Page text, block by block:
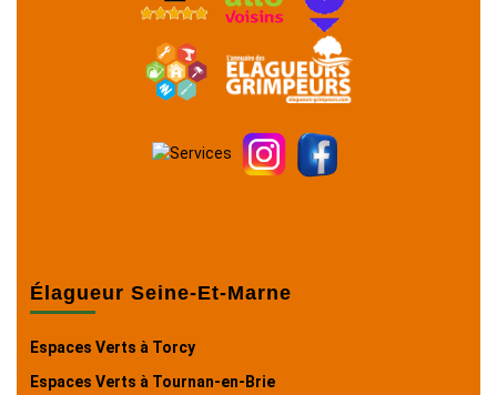
Élagueur Seine-Et-Marne
Espaces Verts à Torcy
Espaces Verts à Tournan-en-Brie